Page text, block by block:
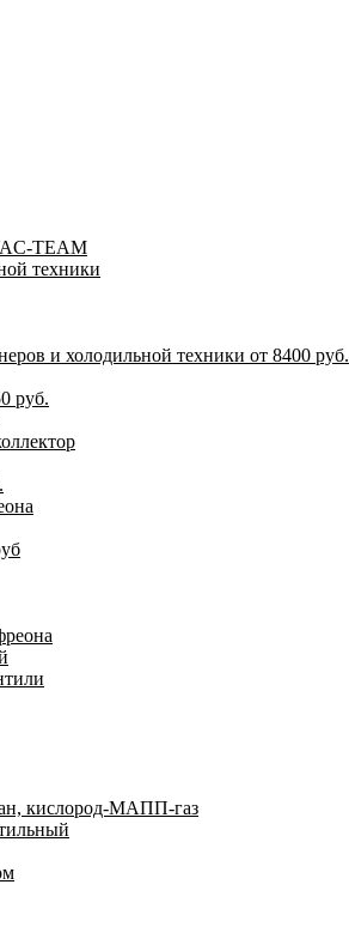
TEAM
техники
и холодильной техники от 8400 руб.
руб.
кислород-МАПП-газ